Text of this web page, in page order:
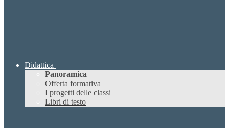
Didattica
Panoramica
Offerta formativa
I progetti delle classi
Libri di testo